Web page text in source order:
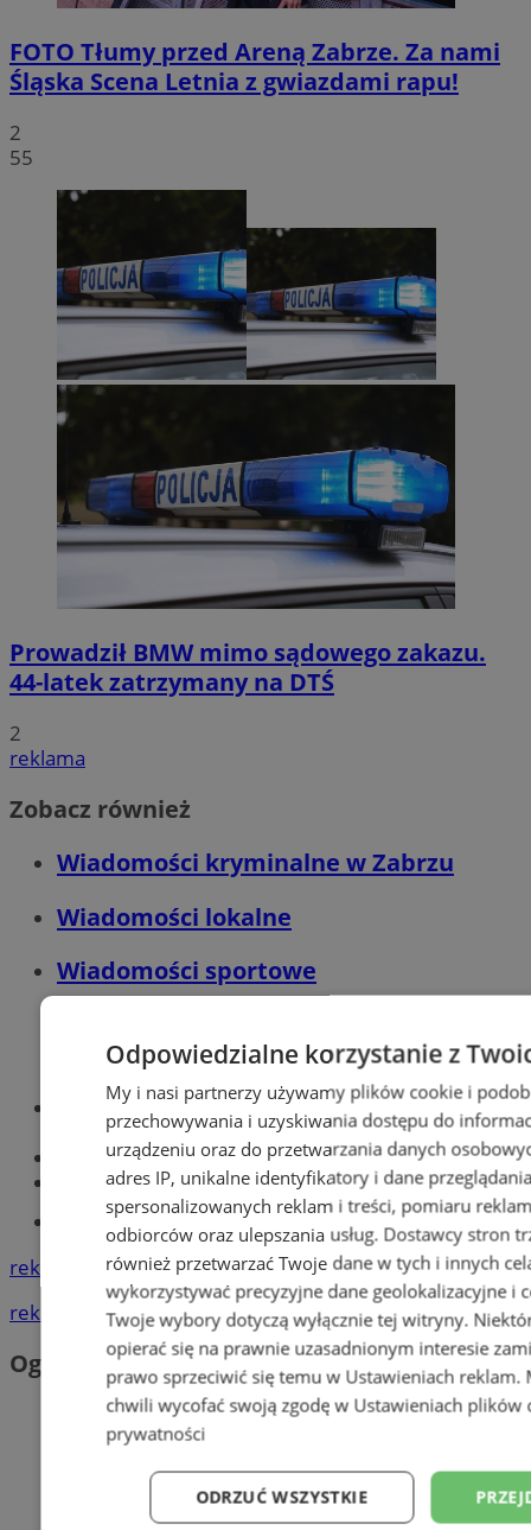
FOTO Tłumy przed Areną Zabrze. Za nami
Śląska Scena Letnia z gwiazdami rapu!
2
55
Prowadził BMW mimo sądowego zakazu.
44-latek zatrzymany na DTŚ
2
reklama
Zobacz również
Wiadomości kryminalne w Zabrzu
Wiadomości lokalne
Wiadomości sportowe
Optyk, okulista
Zabrze
Największy sklep z częściami online!
Książeczka sanepidowska
Tworzenie stron www -Zabrze
reklama
reklama
Ogłoszenia
Odpowiedzialne korzystanie z
My i nasi partnerzy używamy plików cookie i
przechowywania i uzyskiwania dostępu do
urządzeniu oraz do przetwarzania danych
adres IP, unikalne identyfikatory i dane
spersonalizowanych reklam i treści, pomiaru
odbiorców oraz ulepszania usług. Dostawcy stron
również przetwarzać Twoje dane w tych i innych
wykorzystywać precyzyjne dane geolokalizacyjne i
Twoje wybory dotyczą wyłącznie tej witryny.
opierać się na prawnie uzasadnionym interesie
prawo sprzeciwić się temu w Ustawieniach reklam.
chwili wycofać swoją zgodę w Ustawieniach plików
prywatności
ODRZUĆ WSZYSTKIE